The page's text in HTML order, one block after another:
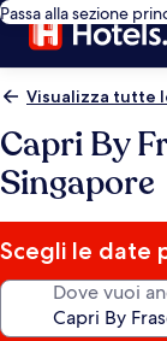
Passa alla sezione
Visualizza tutte
Capri By
Singapore
Scegli le date
Dove vuoi